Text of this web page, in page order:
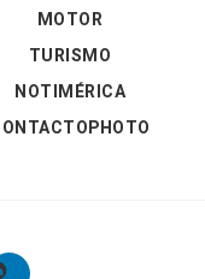
MOTOR
TURISMO
NOTIMÉRICA